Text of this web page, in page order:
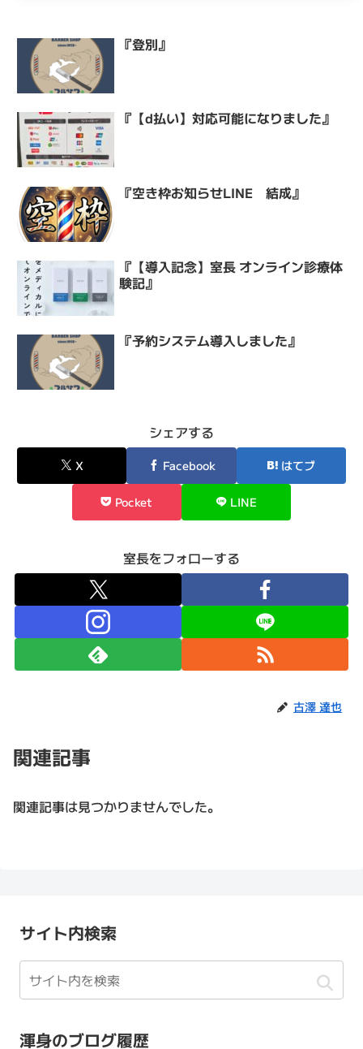
『登別』
『【d払い】対応可能になりました』
『空き枠お知らせLINE 結成』
『【導入記念】室長 オンライン診療体
験記』
『予約システム導入しました』
シェアする
X Facebook はてブ
Pocket LINE
室長をフォローする
古澤 達也
関連記事
関連記事は見つかりませんでした。
サイト内検索
渾身のブログ履歴